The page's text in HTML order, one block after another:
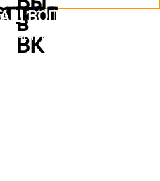
ВОПРОС
очень быстро свяжемся с вами